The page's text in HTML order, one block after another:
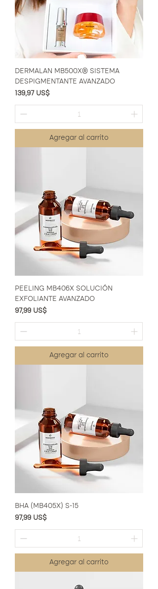
DERMALAN MB500X® SISTEMA
DESPIGMENTANTE AVANZADO
Precio
139,97 US$
Agregar al carrito
PEELING MB406X SOLUCIÓN
EXFOLIANTE AVANZADO
Precio
97,99 US$
Agregar al carrito
BHA (MB405X) S-15
Precio
97,99 US$
Agregar al carrito